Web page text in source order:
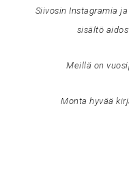
Siivosin Instagramia
sisältö
Meillä on
Monta hyvää